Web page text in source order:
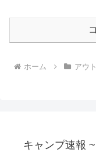
ホーム アウ
キャンプ速報